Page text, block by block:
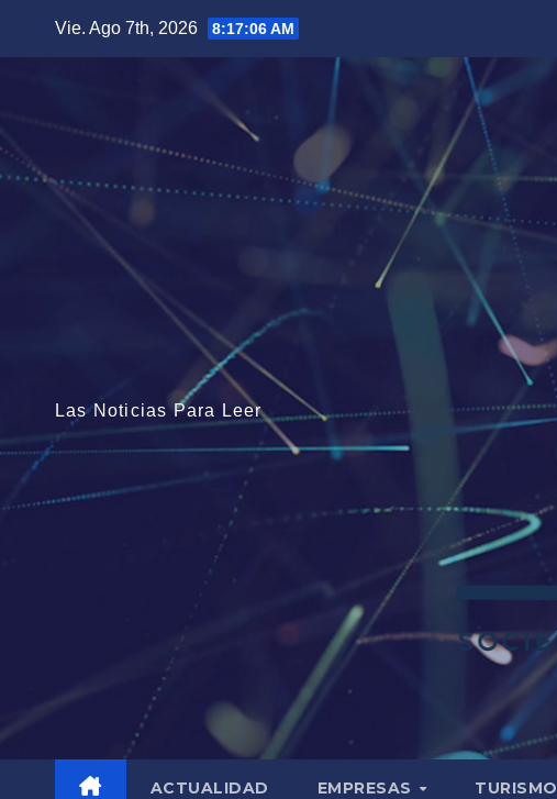
Vie. Ago 7th, 2026 8:17:07 AM
Las Noticias Para Leer
ACTUALIDAD EMPRESAS TURISMO